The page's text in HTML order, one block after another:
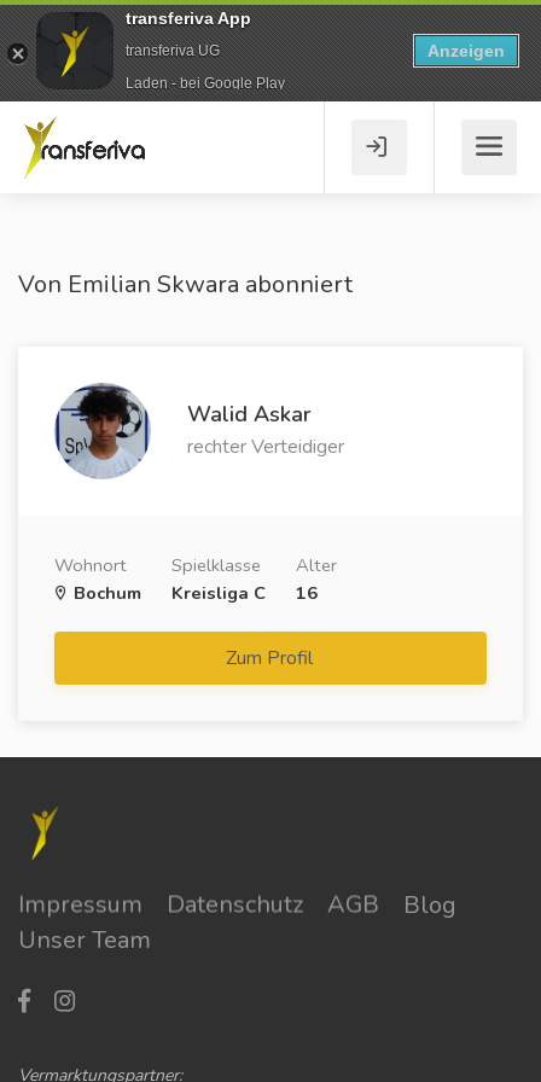
Von Emilian Skwara abonniert
Walid Askar
rechter Verteidiger
Wohnort
Bochum
Spielklasse
Kreisliga C
Alter
16
Zum Profil
Impressum Datenschutz AGB
Blog
Unser Team
Vermarktungspartner:
transferiva App
transferiva UG
Laden - bei Google Play
Anzeigen